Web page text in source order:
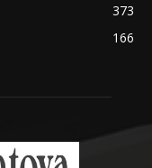
373
166